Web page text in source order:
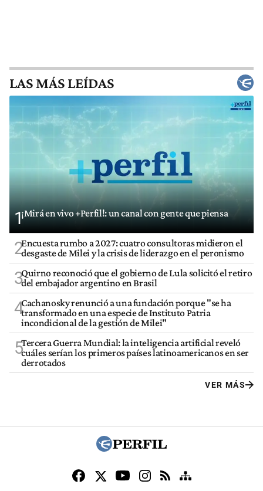
LAS MÁS LEÍDAS
1¡Mirá en vivo +Perfil!: un canal con gente que piensa
2Encuesta rumbo a 2027: cuatro consultoras midieron el
desgaste de Milei y la crisis de liderazgo en el peronismo
3Quirno reconoció que el gobierno de Lula solicitó el retiro
del embajador argentino en Brasil
4Cachanosky renunció a una fundación porque "se ha
transformado en una especie de Instituto Patria
incondicional de la gestión de Milei"
5Tercera Guerra Mundial: la inteligencia artificial reveló
cuáles serían los primeros países latinoamericanos en ser
derrotados
VER MÁS